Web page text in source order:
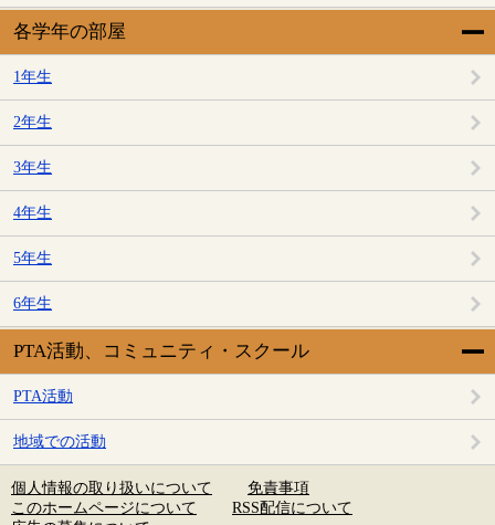
各学年の部屋
1年生
2年生
3年生
4年生
5年生
6年生
PTA活動、コミュニティ・スクール
PTA活動
地域での活動
個人情報の取り扱いについて
免責事項
このホームページについて
RSS配信について